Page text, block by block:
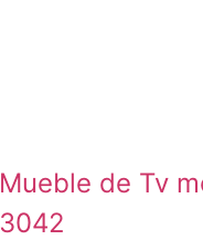
Mueble de Tv
3042